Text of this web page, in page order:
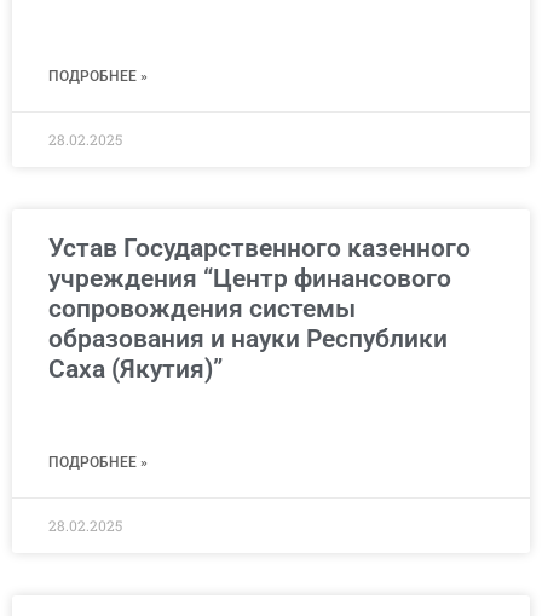
ПОДРОБНЕЕ »
28.02.2025
Устав Государственного казенного
учреждения “Центр финансового
сопровождения системы
образования и науки Республики
Саха (Якутия)”
ПОДРОБНЕЕ »
28.02.2025